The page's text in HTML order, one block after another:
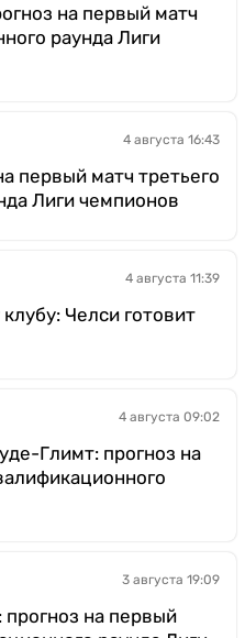
на первый матч
раунда Лиги
4 августа 16:43
первый матч третьего
Лиги чемпионов
4 августа 11:39
Челси готовит
4 августа 09:02
Глимт: прогноз на
3 августа 19:09
на первый